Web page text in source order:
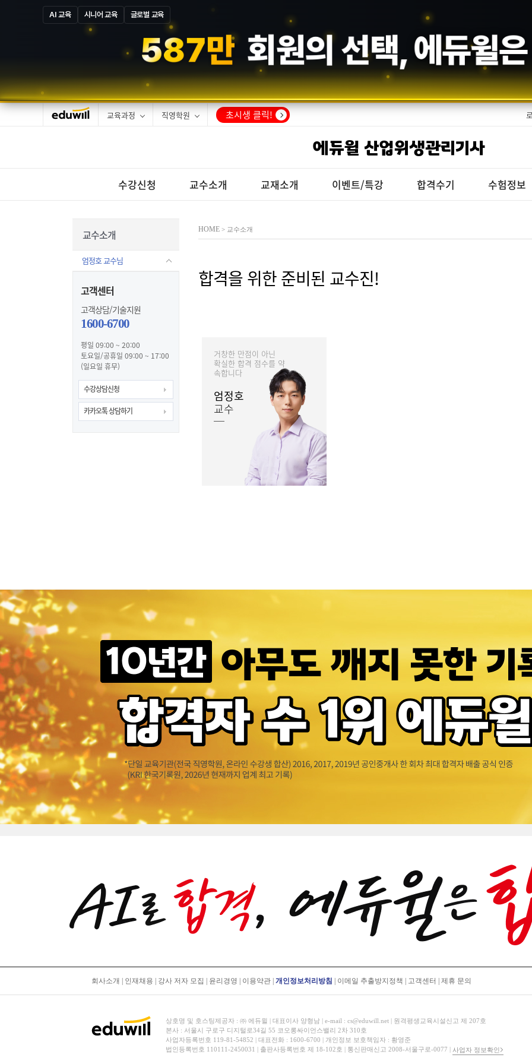
AI 교육 시니어 교육 글로벌 교육
587만 회원의 선택,에듀윌
교육과정 직영학원 초시생 클릭!
에듀윌 산업위생관리기사
수강신청 교수소개 교재소개 이벤트/특강 합격수기 수험정보
교수소개
엄정호 교수님
고객센터
고객상담/기술지원
1600-6700
평일 09:00 ~ 20:00
토요일/공휴일 09:00 ~ 17:00
(일요일 휴무)
수강상담신청
카카오톡 상담하기
HOME > 교수소개
합격을 위한 준비된 교수진!
거창한 만점이 아닌
확실한 합격 점수를 약
속합니다
엄정호
교수
회사소개 인재채용 강사 저자 모집 윤리경영 이용약관 개인정보처리방침 이메일 추출방지정책 고객센터 제휴 문의
상호명 및 호스팅제공자 : ㈜ 에듀윌 | 대표이사 양형남 | e-mail : cs@eduwill.net | 원격평생교육시설신고 제 207호
본사 : 서울시 구로구 디지털로34길 55 코오롱싸이언스밸리 2차 310호
사업자등록번호 119-81-54852 | 대표전화 : 1600-6700 | 개인정보 보호책임자 : 황영준
법인등록번호 110111-2450031 | 출판사등록번호 제 18-102호 | 통신판매신고 2008-서울구로-0077 | 사업자 정보확인